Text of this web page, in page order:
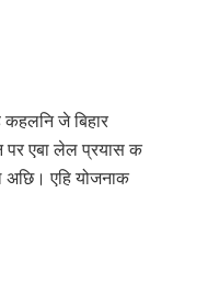
कहलनि जे बिहार
पर एबा लेल प्रयास क
एहि योजनाक